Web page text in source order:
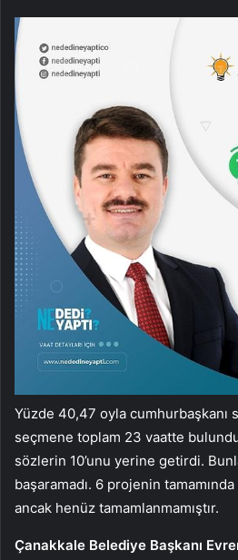
Yüzde 40,47 oyla cumhurbaşkanı
seçmene toplam 23 vaatte
sözlerin 10’unu yerine getirdi.
başaramadı. 6 projenin tamamında
ancak henüz tamamlanmamıştır.
Çanakkale Belediye Başkanı